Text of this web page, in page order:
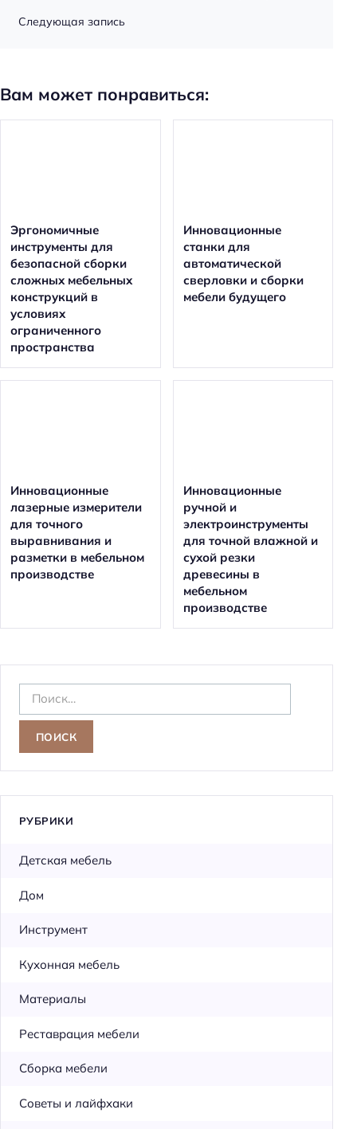
Следующая запись
Вам может понравиться:
Эргономичные
инструменты для
безопасной сборки
сложных мебельных
конструкций в
условиях
ограниченного
пространства
Инновационные
станки для
автоматической
сверловки и сборки
мебели будущего
Инновационные
лазерные измерители
для точного
выравнивания и
разметки в мебельном
производстве
Инновационные
ручной и
электроинструменты
для точной влажной и
сухой резки
древесины в
мебельном
производстве
а
и
РУБРИКИ
Детская мебель
Дом
Инструмент
Кухонная мебель
Материалы
Реставрация мебели
Сборка мебели
Советы и лайфхаки